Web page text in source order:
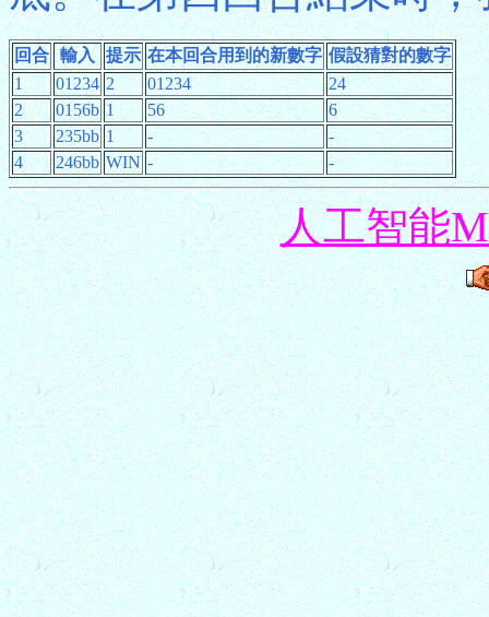
回合 輸入 提示 在本回合用到的新數字 假設猜對的數字
1
01234 2 01234
24
2
0156b 1 56
6
3
235bb 1 -
-
4
246bb WIN - -
人工智能